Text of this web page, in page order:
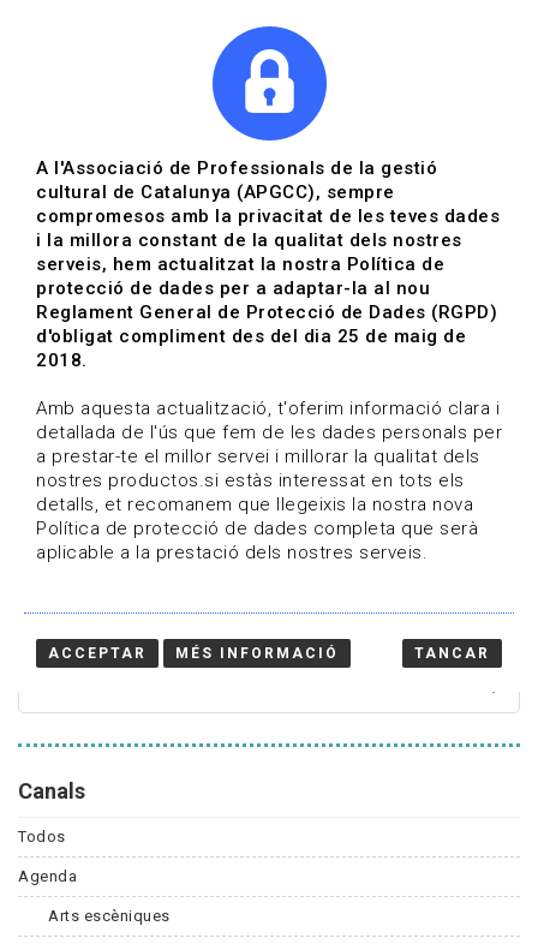
Actualitza't
Vols estar al dia?
HOME / BLOG
Estigues al dia
Convocatòries, activitats i notícies del sector de la
cultura.
Canals
Todos
Agenda
Arts escèniques
A l'Associació de Professionals de la gestió
cultural de Catalunya (APGCC), sempre
compromesos amb la privacitat de les teves dades
i la millora constant de la qualitat dels nostres
serveis, hem actualitzat la nostra Política de
protecció de dades per a adaptar-la al nou
Reglament General de Protecció de Dades (RGPD)
d'obligat compliment des del dia 25 de maig de
2018.
Amb aquesta actualització, t'oferim informació clara i
detallada de l'ús que fem de les dades personals per
a prestar-te el millor servei i millorar la qualitat dels
nostres productos.si estàs interessat en tots els
detalls, et recomanem que llegeixis la nostra nova
Política de protecció de dades completa que serà
aplicable a la prestació dels nostres serveis.
ACCEPTAR MÉS INFORMACIÓ TANCAR